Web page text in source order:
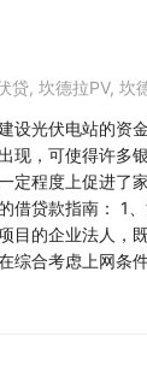
贷, 坎德拉PV, 坎
设光伏电站的资
现，可使得许多
定程度上促进了
借贷款指南： 1
目的企业法人，
综合考虑上网条